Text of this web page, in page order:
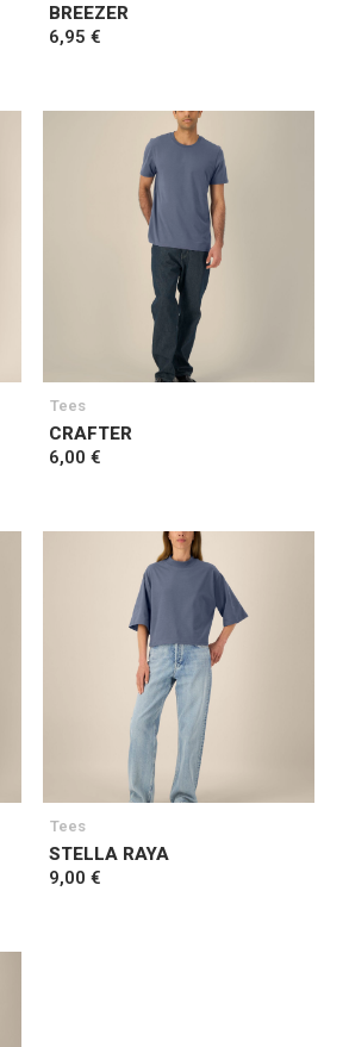
BREEZER
6,95 €
Tees
CRAFTER
6,00 €
Tees
STELLA RAYA
9,00 €